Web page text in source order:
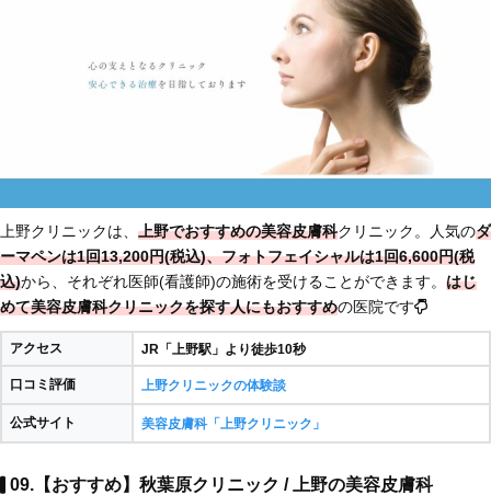
上野クリニックは、 上野でおすすめの美容皮膚科クリニック。人気のダ
ーマペンは1回13,200円(税込)、フォトフェイシャルは1回6,600円(税
込)から、それぞれ医師(看護師)の施術を受けることができます。 はじ
めて美容皮膚科クリニックを探す人にもおすすめの医院です
アクセス JR「上野駅」より徒歩10秒
口コミ評価 上野クリニックの体験談
公式サイト 美容皮膚科「上野クリニック」
09.【おすすめ】秋葉原クリニック / 上野の美容皮膚科